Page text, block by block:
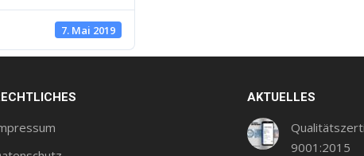
7. Mai 2019
AKTUELLES
9001:2015